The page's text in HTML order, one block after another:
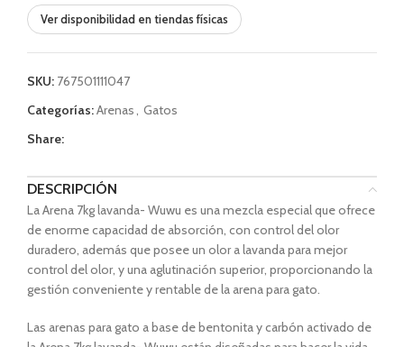
Ver disponibilidad en tiendas físicas
SKU: 767501111047
Categorías:Arenas, Gatos
Share:
DESCRIPCIÓN
La Arena 7kg lavanda- Wuwu es una mezcla especial que ofrece
de enorme capacidad de absorción, con control del olor
duradero, además que posee un olor a lavanda para mejor
control del olor, y una aglutinación superior, proporcionando la
gestión conveniente y rentable de la arena para gato.
Las arenas para gato a base de bentonita y carbón activado de